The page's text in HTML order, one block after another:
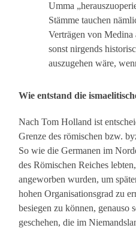
Umma
Stämme tauchen
Verträgen von Medina
sonst nirgends
auszugehen wäre,
Wie entstand die
Nach Tom Holland ist
Grenze des römischen bzw.
So wie die Germanen im
des Römischen Reiches
angeworben wurden, um
hohen Organisationsgrad zu
besiegen zu können, genauso
geschehen, die im